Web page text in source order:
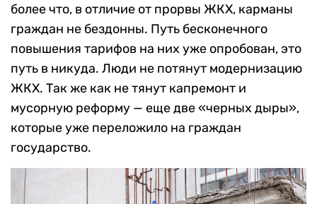
более что, в отличие от прорвы ЖКХ, карманы
граждан не бездонны. Путь бесконечного
повышения тарифов на них уже опробован, это
путь в никуда. Люди не потянут модернизацию
ЖКХ. Так же как не тянут капремонт и
мусорную реформу — еще две «черных дыры»,
которые уже переложило на граждан
государство.